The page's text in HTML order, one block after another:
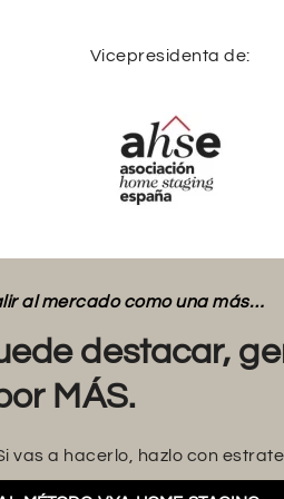
Vicepresidenta de:
al mercado como una más…
destacar,
MÁS.
vas a hacerlo, hazlo con